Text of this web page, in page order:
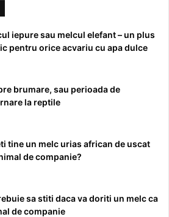
iepure sau melcul elefant – un plus
pentru orice acvariu cu apa dulce
brumare, sau perioada de
la reptile
tine un melc urias african de uscat
de companie?
sa stiti daca va doriti un melc ca
de companie